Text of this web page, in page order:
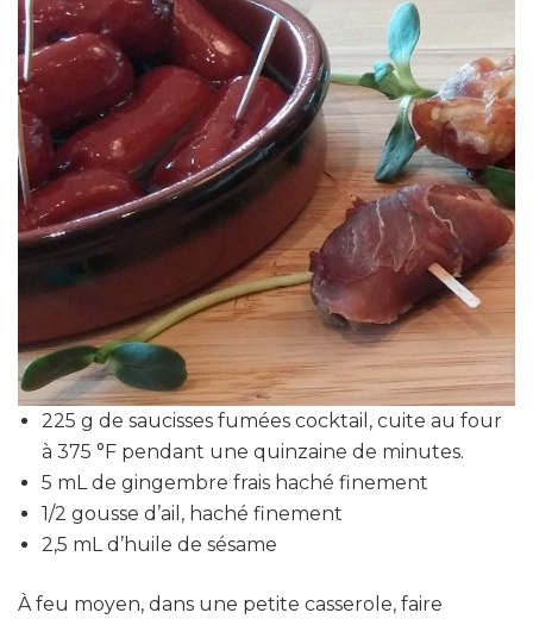
225 g de saucisses fumées cocktail, cuite au four
à 375 °F pendant une quinzaine de minutes.
5 mL de gingembre frais haché finement
1/2 gousse d’ail, haché finement
2,5 mL d’huile de sésame
À feu moyen, dans une petite casserole, faire